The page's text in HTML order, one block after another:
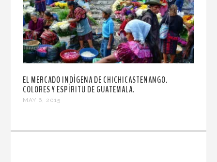
EL MERCADO INDÍGENA DE CHICHICASTENANGO.
COLORES Y ESPÍRITU DE GUATEMALA.
MAY 6, 2015